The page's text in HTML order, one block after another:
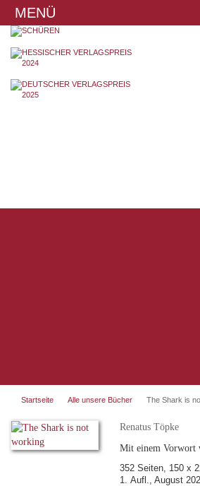
MENÜ
Startseite Alle unsere Bücher The Shark is
Renatus Töpke
Mit einem Vorwort
352 Seiten, 150 x
1. Aufl., August